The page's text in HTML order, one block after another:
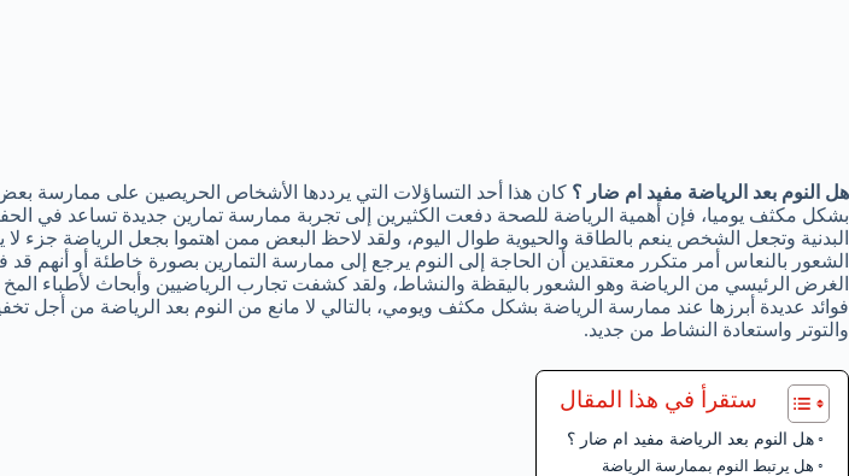
هل النوم بعد الرياضة مفيد ام ضار ؟ كان هذا أحد التساؤلات التي يرددها الأشخاص الحريصين على ممارسة بعض
بشكل مكثف يوميا، فإن أهمية الرياضة للصحة دفعت الكثيرين إلى تجربة ممارسة تمارين جديدة تساعد في
البدنية وتجعل الشخص ينعم بالطاقة والحيوية طوال اليوم، ولقد لاحظ البعض ممن اهتموا بجعل الرياضة جزء لا
الشعور بالنعاس أمر متكرر معتقدين أن الحاجة إلى النوم يرجع إلى ممارسة التمارين بصورة خاطئة أو أنهم
الغرض الرئيسي من الرياضة وهو الشعور باليقظة والنشاط، ولقد كشفت تجارب الرياضيين وأبحاث لأطباء
فوائد عديدة أبرزها عند ممارسة الرياضة بشكل مكثف ويومي، بالتالي لا مانع من النوم بعد الرياضة من أجل
والتوتر واستعادة النشاط من جديد.
ستقرأ في هذا المقال
هل النوم بعد الرياضة مفيد ام ضار ؟
هل يرتبط النوم بممارسة الرياضة